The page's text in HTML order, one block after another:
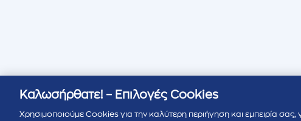
Καλωσήρθατε! – Επιλογές Cookies
Χρησιμοποιούμε Cookies για την καλύτερη περιήγηση και εμπειρία σας,